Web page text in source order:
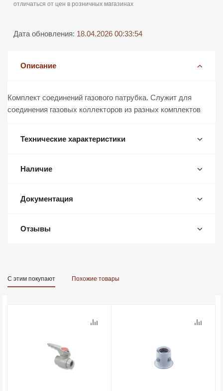
отличаться от цен в розничных магазинах
Дата обновления: 18.04.2026 00:33:54
Описание
Комплект соединений газового патрубка. Служит для
соединения газовых коллекторов из разных комплектов
Технические характеристики
Наличие
Документация
Отзывы
С этим покупают Похожие товары